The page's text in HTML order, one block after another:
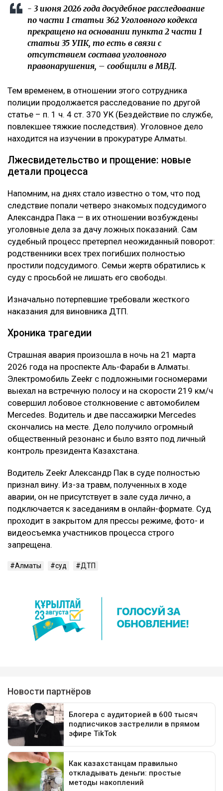
- 3 июня 2026 года досудебное расследование
по части 1 статьи 362 Уголовного кодекса
прекращено на основании пункта 2 части 1
статьи 35 УПК, то есть в связи с
отсутствием состава уголовного
правонарушения, – сообщили в МВД.
Тем временем, в отношении этого сотрудника
полиции продолжается расследование по другой
статье – п. 1 ч. 4 ст. 370 УК (Бездействие по службе,
повлекшее тяжкие последствия). Уголовное дело
находится на изучении в прокуратуре Алматы.
Лжесвидетельство и прощение: новые
детали процесса
Напомним, на днях стало известно о том, что под
следствие попали четверо знакомых подсудимого
Александра Пака — в их отношении возбуждены
уголовные дела за дачу ложных показаний. Сам
судебный процесс претерпел неожиданный поворот:
родственники всех трех погибших полностью
простили подсудимого. Семьи жертв обратились к
суду с просьбой не лишать его свободы.
Изначально потерпевшие требовали жесткого
наказания для виновника ДТП.
Хроника трагедии
Страшная авария произошла в ночь на 21 марта
2026 года на проспекте Аль-Фараби в Алматы.
Электромобиль Zeekr с подложными госномерами
выехал на встречную полосу и на скорости 219 км/ч
совершил лобовое столкновение с автомобилем
Mercedes. Водитель и две пассажирки Mercedes
скончались на месте. Дело получило огромный
общественный резонанс и было взято под личный
контроль президента Казахстана.
Водитель Zeekr Александр Пак в суде полностью
признал вину. Из-за травм, полученных в ходе
аварии, он не присутствует в зале суда лично, а
подключается к заседаниям в онлайн-формате. Суд
проходит в закрытом для прессы режиме, фото- и
видеосъемка участников процесса строго
запрещена.
Алматы суд ДТП